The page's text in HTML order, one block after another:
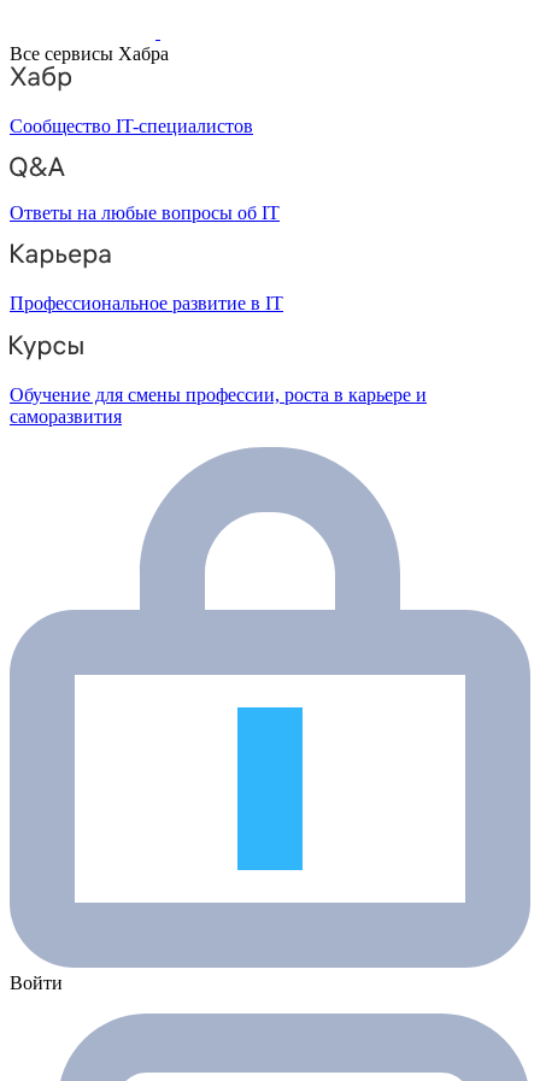
Все сервисы Хабра
Сообщество IT-специалистов
Ответы на любые вопросы об IT
Профессиональное развитие в IT
Обучение для смены профессии, роста в карьере и
саморазвития
Войти